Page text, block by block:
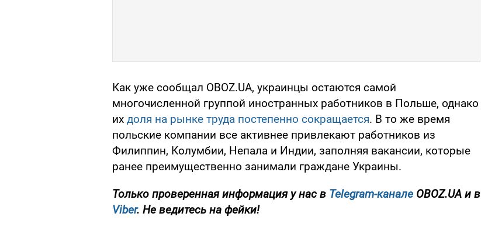
Как уже сообщал OBOZ.UA, украинцы остаются самой
многочисленной группой иностранных работников в Польше, однако
их доля на рынке труда постепенно сокращается. В то же время
польские компании все активнее привлекают работников из
Филиппин, Колумбии, Непала и Индии, заполняя вакансии, которые
ранее преимущественно занимали граждане Украины.
Только проверенная информация у нас в Telegram-канале OBOZ.UA и в
Viber. Не ведитесь на фейки!